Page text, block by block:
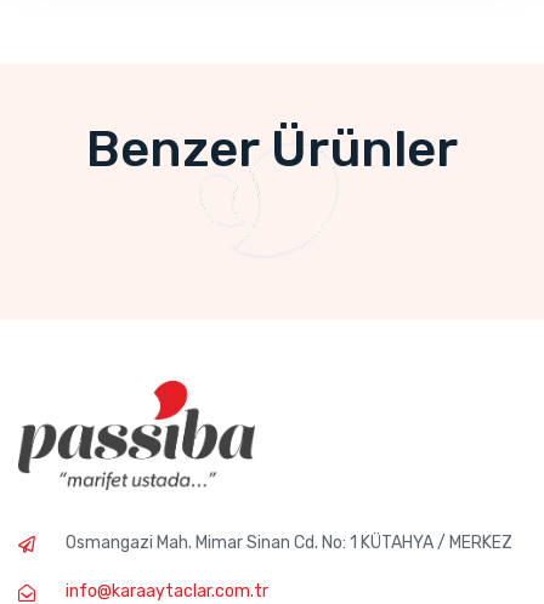
Benzer Ürünler
Osmangazi Mah. Mimar Sinan Cd. No: 1 KÜTAHYA / MERKEZ
info@karaaytaclar.com.tr